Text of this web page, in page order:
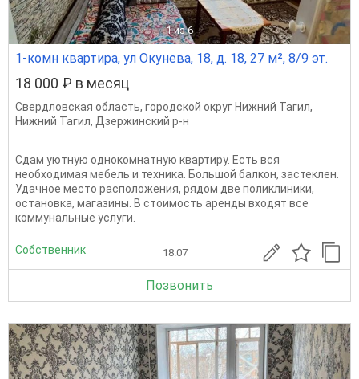
1 из 6
1-комн квартира, ул Окунева, 18, д. 18, 27 м², 8/9 эт.
18 000 ₽ в месяц
Свердловская область, городской округ Нижний Тагил,
Нижний Тагил, Дзержинский р-н
Сдам уютную однокомнатную квартиру. Есть вся
необходимая мебель и техника. Большой балкон, застеклен.
Удачное место расположения, рядом две поликлиники,
остановка, магазины. В стоимость аренды входят все
коммунальные услуги.
Собственник 18.07
Позвонить